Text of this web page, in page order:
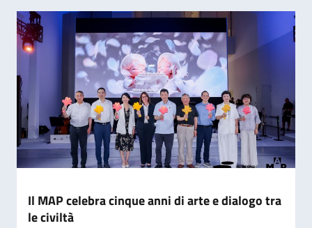
Il MAP celebra cinque anni di arte e dialogo tra
le civiltà